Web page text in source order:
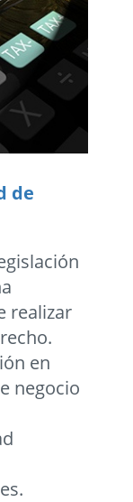
de
realizar
en
negocio